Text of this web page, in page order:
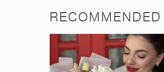
RECOMMENDED